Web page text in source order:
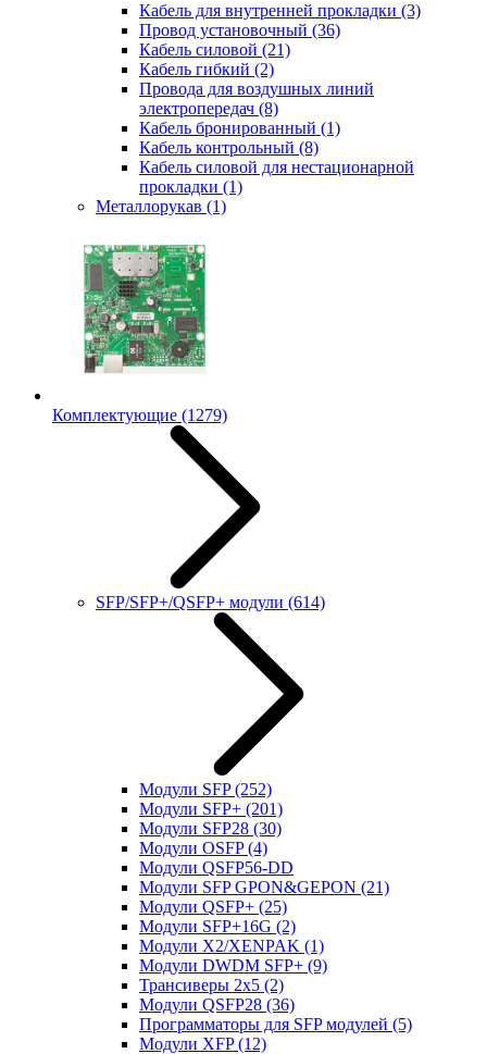
Кабель для внутренней прокладки (3)
Провод установочный (36)
Кабель силовой (21)
Кабель гибкий (2)
Провода для воздушных линий
электропередач (8)
Кабель бронированный (1)
Кабель контрольный (8)
Кабель силовой для нестационарной
прокладки (1)
Металлорукав (1)
Комплектующие (1279)
SFP/SFP+/QSFP+ модули (614)
Модули SFP(252)
Модули SFP+ (201)
Модули SFP28 (30)
Модули OSFP(4)
Модули QSFP56-DD
Модули SFP GPON&GEPON (21)
Модули QSFP+ (25)
Модули SFP+16G (2)
Модули X2/XENPAK (1)
Модули DWDM SFP+ (9)
Трансиверы 2x5 (2)
Модули QSFP28 (36)
Программаторы для SFP модулей (5)
Модули XFP(12)